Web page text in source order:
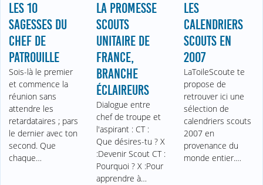
LES 10
SAGESSES DU
CHEF DE
PATROUILLE
Sois-là le premier
et commence la
réunion sans
attendre les
retardataires ; pars
le dernier avec ton
second. Que
chaque…
LA PROMESSE
SCOUTS
UNITAIRE DE
FRANCE,
BRANCHE
ÉCLAIREURS
Dialogue entre
chef de troupe et
l'aspirant : CT :
Que désires-tu ? X
:Devenir Scout CT :
Pourquoi ? X :Pour
apprendre à…
LES
CALENDRIERS
SCOUTS EN
2007
LaToileScoute te
propose de
retrouver ici une
sélection de
calendriers scouts
2007 en
provenance du
monde entier.…